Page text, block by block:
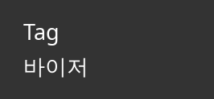
Tag
바이저